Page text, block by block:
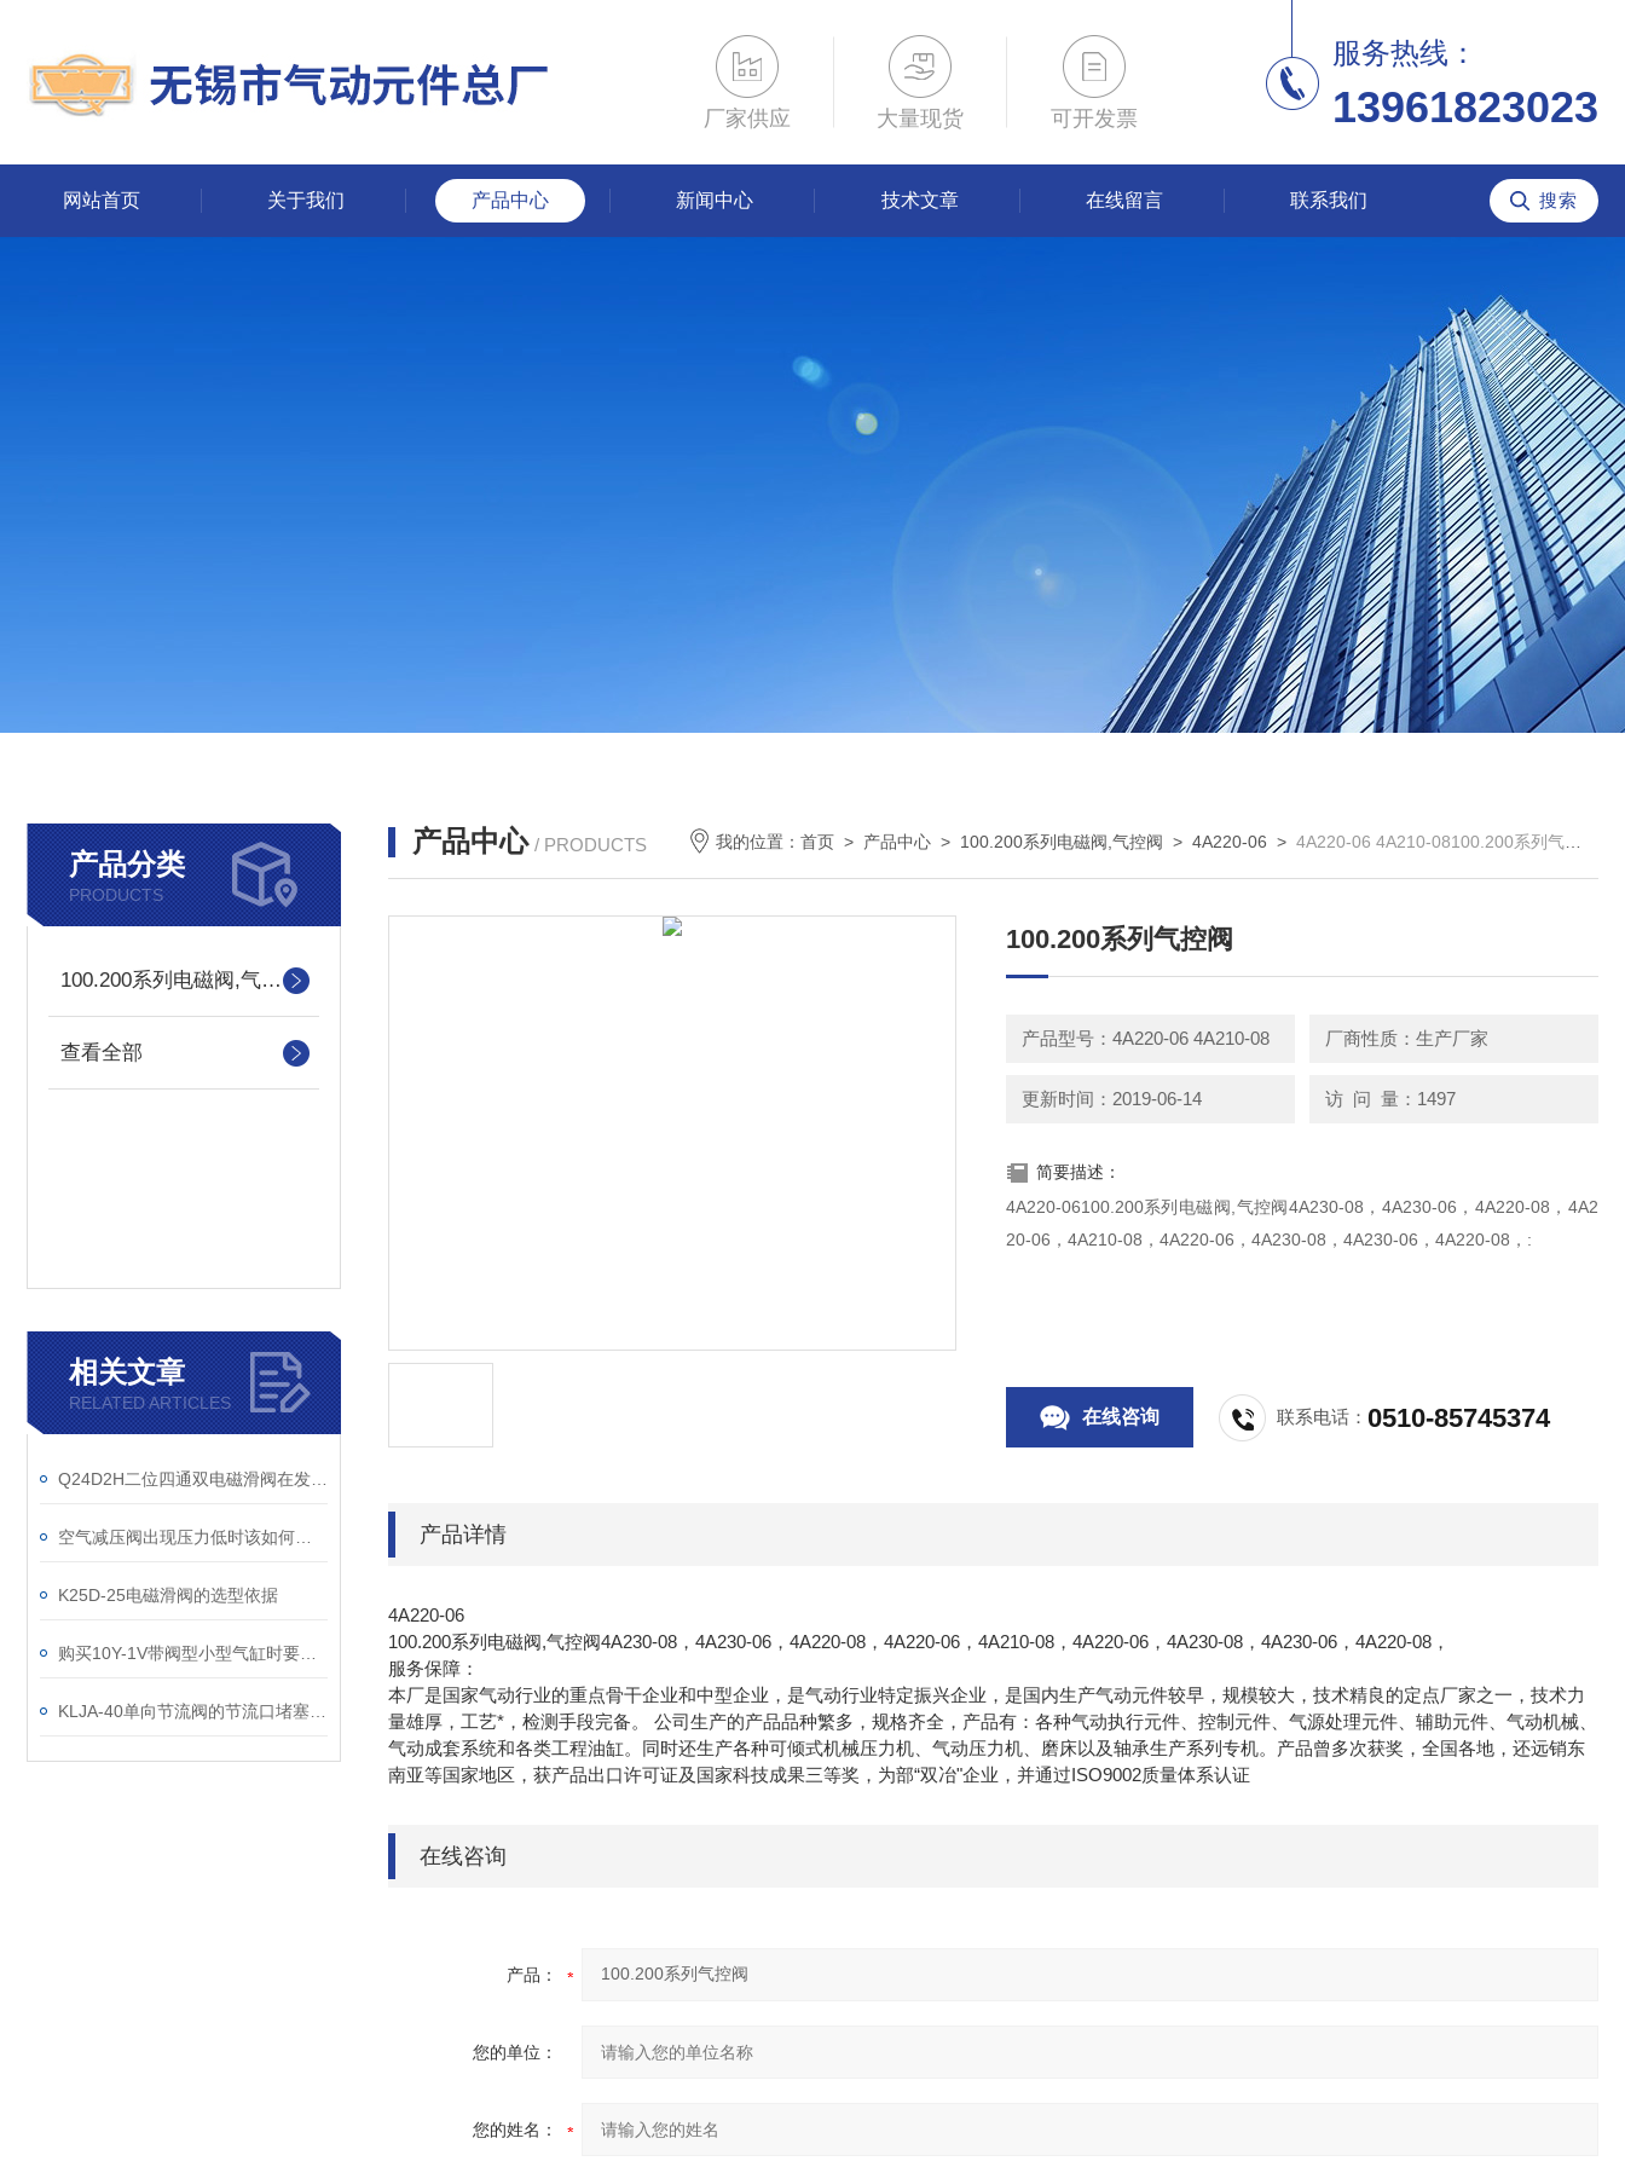
厂家供应 大量现货 可开发票
服务热线：
13961823023
网站首页 关于我们 产品中心 新闻中心 技术文章 在线留言 联系我们
产品分类
PRODUCTS
100.200系列电磁阀,气控阀
查看全部
相关文章
RELATED ARTICLES
K25D-25电磁滑阀的选型依据
产品中心 / PRODUCTS 我的位置：首页 > 产品中心 > 100.200系列电磁阀,气控阀 >4A220-06 >4A220-06 4A210-08100.200系列气控阀
100.200系列气控阀
产品型号：4A220-06 4A210-08 厂商性质：生产厂家
更新时间：2019-06-14 访 问 量：1497
简要描述：
4A220-06100.200系列电磁阀,气控阀4A230-08，4A230-06，4A220-08，4A2
20-06，4A210-08，4A220-06，4A230-08，4A230-06，4A220-08，:
在线咨询 联系电话：0510-85745374
产品详情
4A220-06
100.200系列电磁阀,气控阀4A230-08，4A230-06，4A220-08，4A220-06，4A210-08，4A220-06，4A230-08，4A230-06，4A220-08，
服务保障：
本厂是国家气动行业的重点骨干企业和中型企业，是气动行业特定振兴企业，是国内生产气动元件较早，规模较大，技术精良的定点厂家之一，技术力
量雄厚，工艺*，检测手段完备。 公司生产的产品品种繁多，规格齐全，产品有：各种气动执行元件、控制元件、气源处理元件、辅助元件、气动机械、
气动成套系统和各类工程油缸。同时还生产各种可倾式机械压力机、气动压力机、磨床以及轴承生产系列专机。产品曾多次获奖，全国各地，还远销东
南亚等国家地区，获产品出口许可证及国家科技成果三等奖，为部“双冶"企业，并通过ISO9002质量体系认证
在线咨询
产品：
您的单位：
您的姓名：